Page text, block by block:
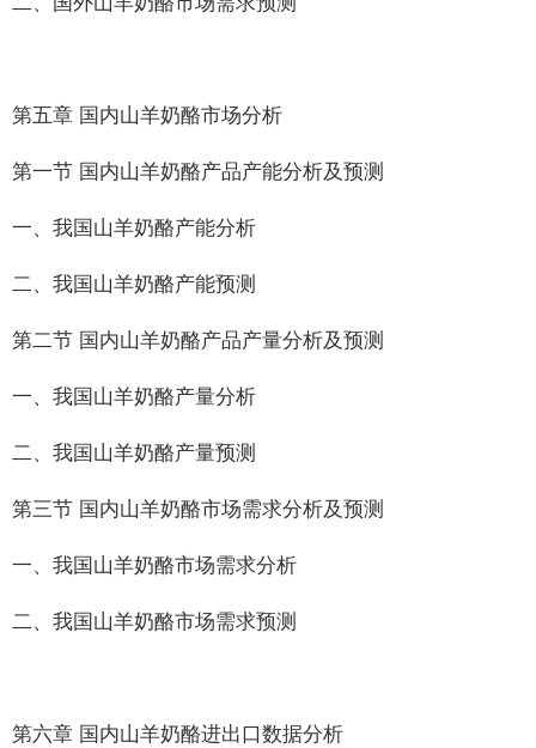
第五章 国内山羊奶酪市场分析
第一节 国内山羊奶酪产品产能分析及预测
一、我国山羊奶酪产能分析
二、我国山羊奶酪产能预测
第二节 国内山羊奶酪产品产量分析及预测
一、我国山羊奶酪产量分析
二、我国山羊奶酪产量预测
第三节 国内山羊奶酪市场需求分析及预测
一、我国山羊奶酪市场需求分析
二、我国山羊奶酪市场需求预测
第六章 国内山羊奶酪进出口数据分析